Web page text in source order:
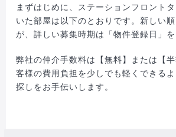
まずはじめに、ステーションフロント
いた部屋は以下のとおりです。新しい
が、詳しい募集時期は「物件登録日」を
弊社の仲介手数料は【無料】または【
客様の費用負担を少しでも軽くできる
探しをお手伝いします。